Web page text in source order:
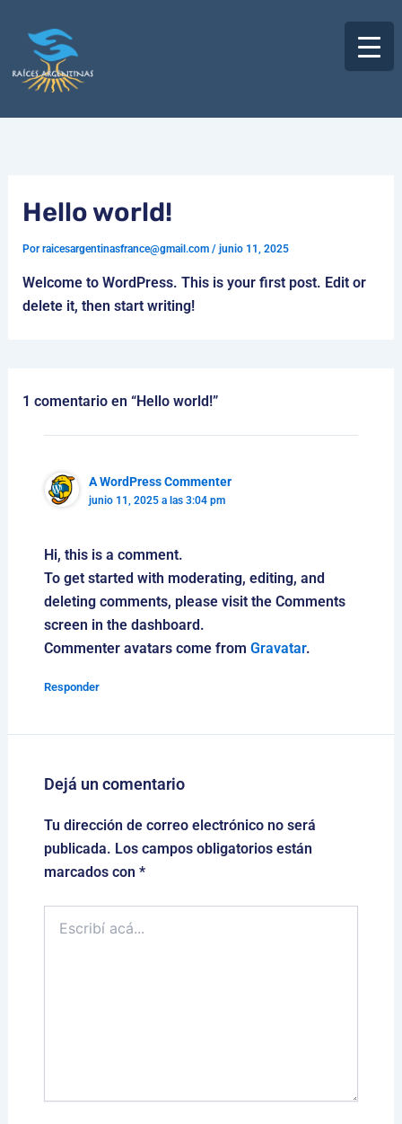
contenido
Hello world!
Porraicesargentinasfrance@gmail.com / junio 11, 2025
Welcome to WordPress. This is your first post. Edit or
delete it, then start writing!
1 comentario en “Hello world!”
A WordPress Commenter
junio 11, 2025 a las 3:04 pm
Hi, this is a comment.
To get started with moderating, editing, and
deleting comments, please visit the Comments
screen in the dashboard.
Commenter avatars come from Gravatar.
Responder
Dejá un comentario
Tu dirección de correo electrónico no será
publicada. Los campos obligatorios están
marcados con *
acá...